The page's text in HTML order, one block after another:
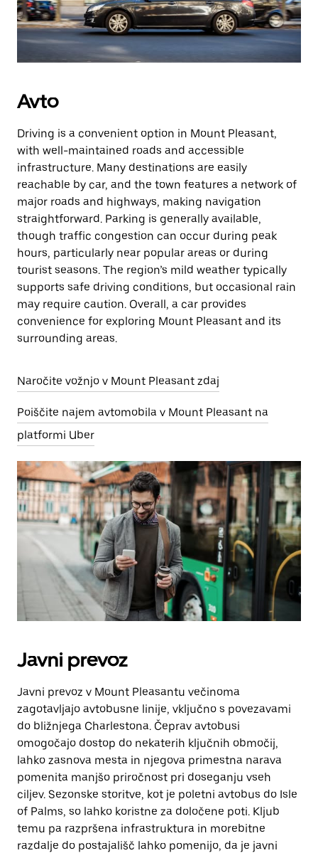
Avto
Driving is a convenient option in Mount Pleasant,
with well-maintained roads and accessible
infrastructure. Many destinations are easily
reachable by car, and the town features a network of
major roads and highways, making navigation
straightforward. Parking is generally available,
though traffic congestion can occur during peak
hours, particularly near popular areas or during
tourist seasons. The region’s mild weather typically
supports safe driving conditions, but occasional rain
may require caution. Overall, a car provides
convenience for exploring Mount Pleasant and its
surrounding areas.
Naročite vožnjo v Mount Pleasant zdaj
Poiščite najem avtomobila v Mount Pleasant na
platformi Uber
Javni prevoz
Javni prevoz v Mount Pleasantu večinoma
zagotavljajo avtobusne linije, vključno s povezavami
do bližnjega Charlestona. Čeprav avtobusi
omogočajo dostop do nekaterih ključnih območij,
lahko zasnova mesta in njegova primestna narava
pomenita manjšo priročnost pri doseganju vseh
ciljev. Sezonske storitve, kot je poletni avtobus do Isle
of Palms, so lahko koristne za določene poti. Kljub
temu pa razpršena infrastruktura in morebitne
razdalje do postajališč lahko pomenijo, da je javni